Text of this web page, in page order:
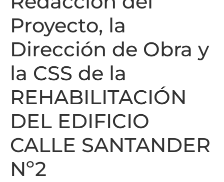
Proyecto, la
Dirección de Obra y
la CSS de la
REHABILITACIÓN
DEL EDIFICIO
CALLE SANTANDER
Nº2